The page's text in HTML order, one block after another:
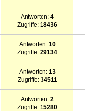
Antworten:4
Zugriffe:18436
Antworten: 10
Zugriffe:29134
Antworten: 13
Zugriffe: 34511
Antworten:2
Zugriffe:15280